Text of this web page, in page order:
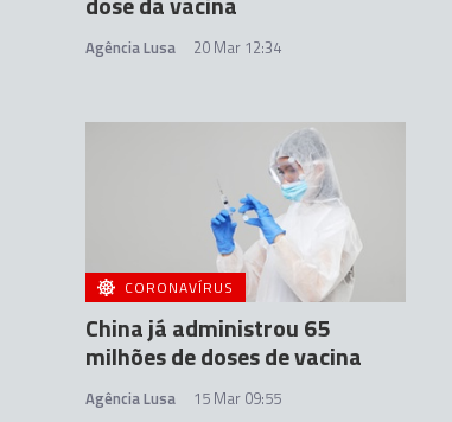
Agência Lusa 20 Mar 12:34
CORONAVÍRUS
China já administrou 65
milhões de doses de vacina
Agência Lusa 15 Mar 09:55